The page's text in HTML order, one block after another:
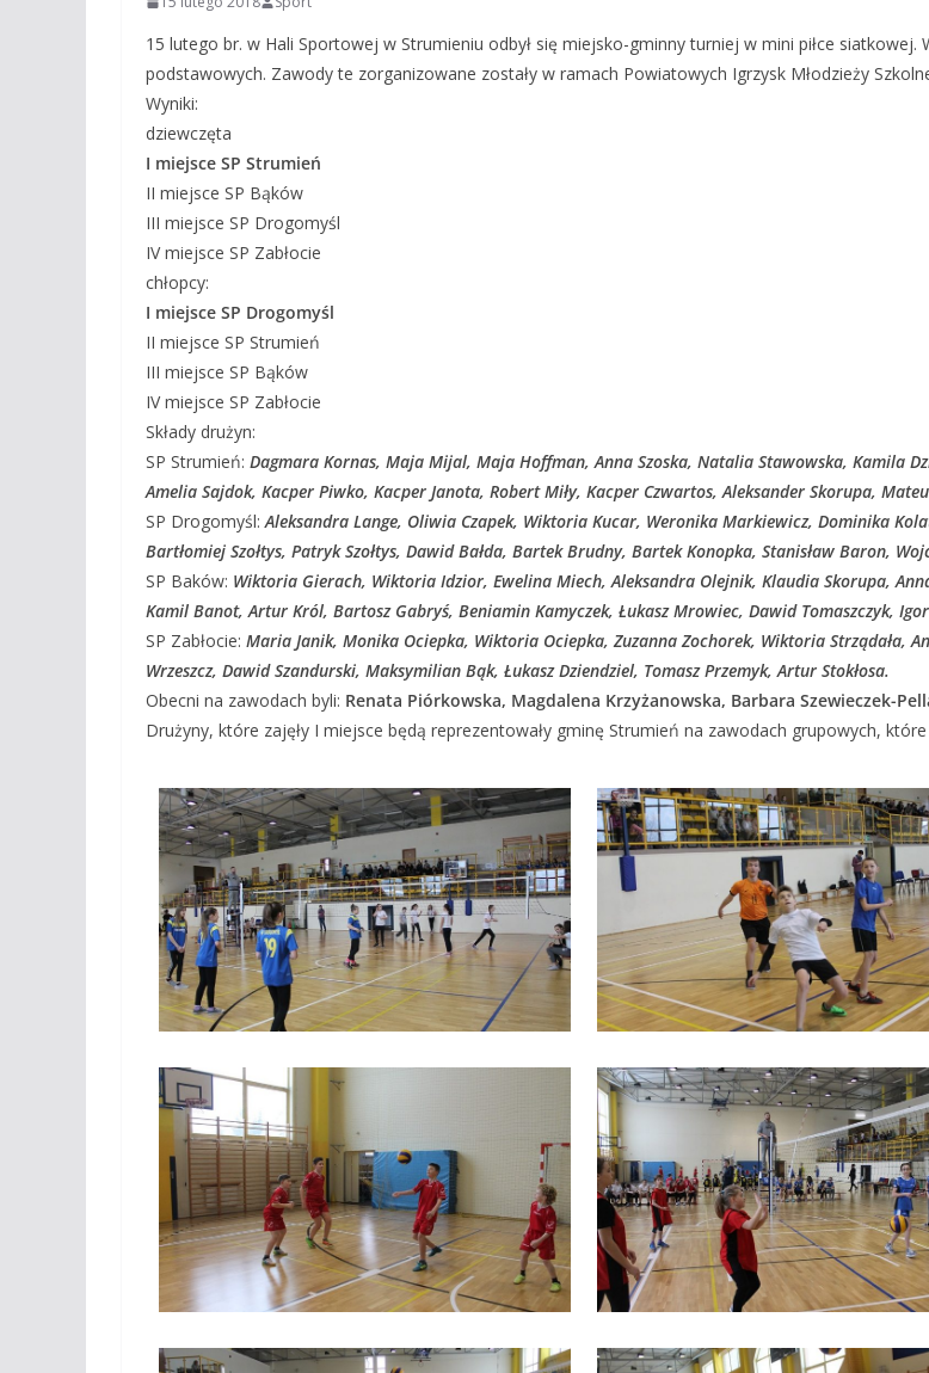
15 lutego br. w Hali Sportowej w Strumieniu odbył się miejsko-gminny turniej w mini piłce
podstawowych. Zawody te zorganizowane zostały w ramach Powiatowych Igrzysk Młodzieży
Wyniki:
dziewczęta
I miejsce SP Strumień
II miejsce SP Bąków
III miejsce SP Drogomyśl
IV miejsce SP Zabłocie
chłopcy:
I miejsce SP Drogomyśl
II miejsce SP Strumień
III miejsce SP Bąków
IV miejsce SP Zabłocie
Składy drużyn:
SP Strumień: Dagmara Kornas, Maja Mijal, Maja Hoffman, Anna Szoska, Natalia Stawowska, Kamila
Amelia Sajdok, Kacper Piwko, Kacper Janota, Robert Miły, Kacper Czwartos, Aleksander Skorupa,
SP Drogomyśl:Aleksandra Lange, Oliwia Czapek, Wiktoria Kucar, Weronika Markiewicz, Dominika
Bartłomiej Szołtys, Patryk Szołtys, Dawid Bałda, Bartek Brudny, Bartek Konopka, Stanisław Baron,
SP Baków: Wiktoria Gierach, Wiktoria Idzior, Ewelina Miech, Aleksandra Olejnik, Klaudia Skorupa,
Kamil Banot, Artur Król, Bartosz Gabryś, Beniamin Kamyczek, Łukasz Mrowiec, Dawid Tomaszczyk,
SP Zabłocie: Maria Janik, Monika Ociepka, Wiktoria Ociepka, Zuzanna Zochorek, Wiktoria Strządała,
Wrzeszcz, Dawid Szandurski, Maksymilian Bąk, Łukasz Dziendziel, Tomasz Przemyk, Artur Stokłosa.
Obecni na zawodach byli: Renata Piórkowska, Magdalena Krzyżanowska, Barbara Szewieczek-
Drużyny, które zajęły I miejsce będą reprezentowały gminę Strumień na zawodach grupowych,